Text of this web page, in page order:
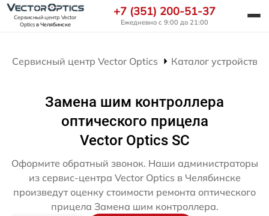
Сервисный центр Vector
Opticsв Челябинске
+7 (351) 200-51-37
Ежедневно с 9:00 до 21:00
Сервисный центр Vector Optics Каталог устройств
Замена шим контроллера
оптического прицела
Vector Optics SC
Оформите обратный звонок. Наши администраторы
из сервис-центра Vector Optics в Челябинске
произведут оценку стоимости ремонта оптического
прицела Замена шим контроллера.